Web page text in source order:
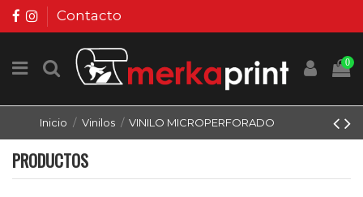
Contacto
0
Inicio Vinilos VINILO MICROPERFORADO
PRODUCTOS